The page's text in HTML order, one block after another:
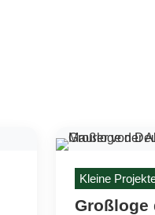
Kleine
Großloge